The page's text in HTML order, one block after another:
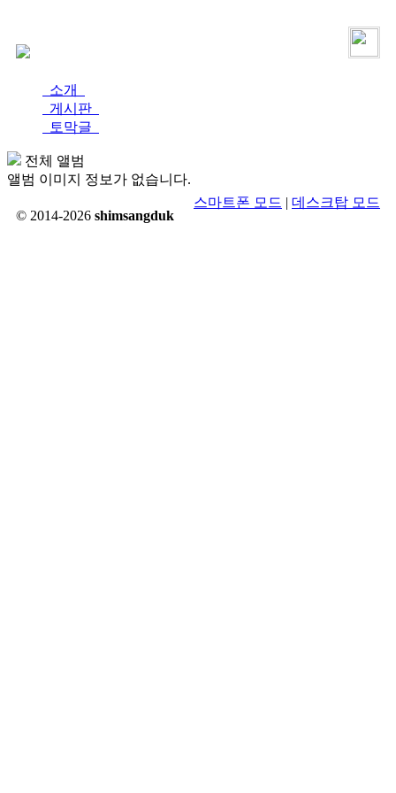
소개
게시판
토막글
전체 앨범
앨범 이미지 정보가 없습니다.
© 2014-2026 shimsangduk
스마트폰 모드 | 데스크탑 모드